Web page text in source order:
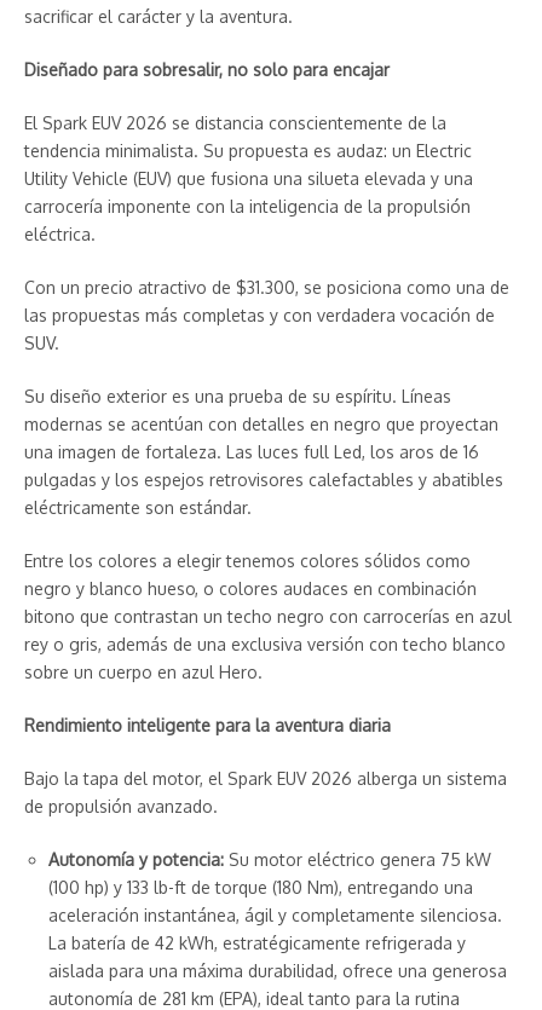
sacrificar el carácter y la aventura.
Diseñado para sobresalir, no solo para encajar
El Spark EUV 2026 se distancia conscientemente de la
tendencia minimalista. Su propuesta es audaz: un Electric
Utility Vehicle (EUV) que fusiona una silueta elevada y una
carrocería imponente con la inteligencia de la propulsión
eléctrica.
Con un precio atractivo de $31.300, se posiciona como una de
las propuestas más completas y con verdadera vocación de
SUV.
Su diseño exterior es una prueba de su espíritu. Líneas
modernas se acentúan con detalles en negro que proyectan
una imagen de fortaleza. Las luces full Led, los aros de 16
pulgadas y los espejos retrovisores calefactables y abatibles
eléctricamente son estándar.
Entre los colores a elegir tenemos colores sólidos como
negro y blanco hueso, o colores audaces en combinación
bitono que contrastan un techo negro con carrocerías en azul
rey o gris, además de una exclusiva versión con techo blanco
sobre un cuerpo en azul Hero.
Rendimiento inteligente para la aventura diaria
Bajo la tapa del motor, el Spark EUV 2026 alberga un sistema
de propulsión avanzado.
Autonomía y potencia: Su motor eléctrico genera 75 kW
(100 hp) y 133 lb-ft de torque (180 Nm), entregando una
aceleración instantánea, ágil y completamente silenciosa.
La batería de 42 kWh, estratégicamente refrigerada y
aislada para una máxima durabilidad, ofrece una generosa
autonomía de 281 km (EPA), ideal tanto para la rutina